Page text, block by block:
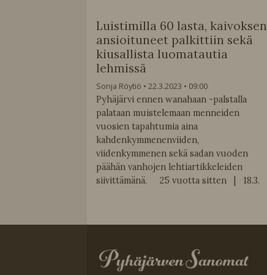
Luistimilla 60 lasta, kaivoksen
ansioituneet palkittiin sekä
kiusallista luomatautia
lehmissä
Sonja Röytiö 22.3.2023
09:00
Pyhäjärvi ennen wanahaan -palstalla
palataan muistelemaan menneiden
vuosien tapahtumia aina
kahdenkymmenenviiden,
viidenkymmenen sekä sadan vuoden
päähän vanhojen lehtiartikkeleiden
siivittämänä. 25 vuotta sitten | 18.3.